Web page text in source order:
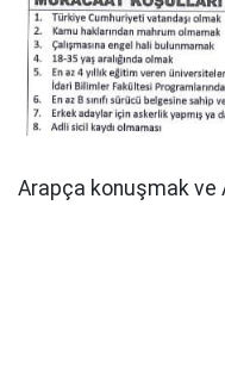
Arapça konuşmak